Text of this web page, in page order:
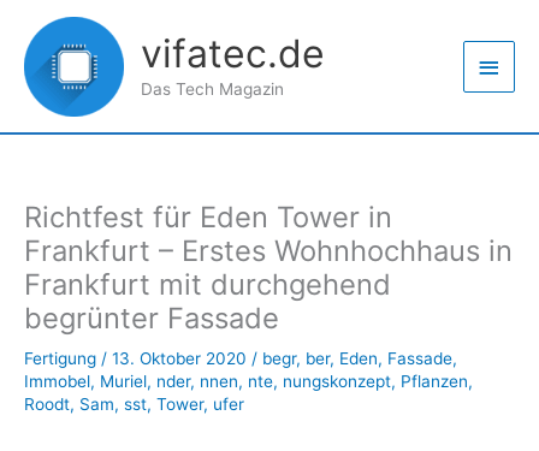
Inhalt
springen
vifatec.de
Das Tech Magazin
Richtfest für Eden Tower in
Frankfurt – Erstes Wohnhochhaus in
Frankfurt mit durchgehend
begrünter Fassade
Fertigung / 13. Oktober 2020 / begr, ber, Eden, Fassade,
Immobel, Muriel, nder, nnen, nte, nungskonzept, Pflanzen,
Roodt, Sam, sst, Tower, ufer